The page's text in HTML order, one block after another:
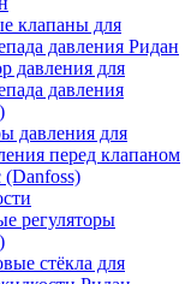
клапаны для
давления Ридан
давления для
давления
давления для
перед клапаном
(Danfoss)
регуляторы
стёкла для